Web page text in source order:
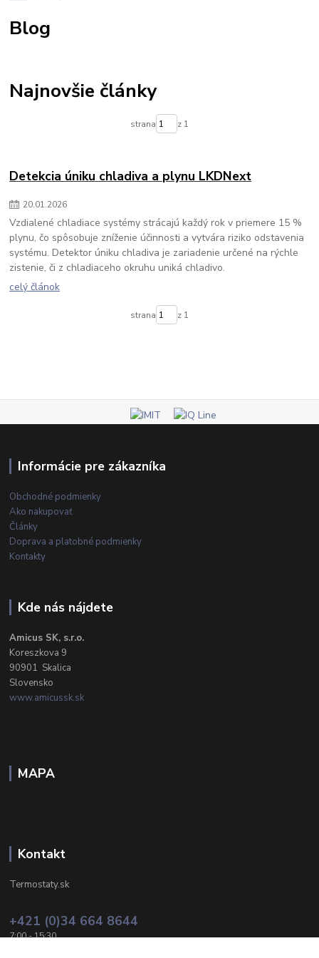
regulácia kúrenia
alarm unikajúceho plynu
alarm unikajúcehu chladiva
detegovanie uniku chladiva
regulácia teploty v chladiacich komorach
EWRC regulatory
Rozvádzač
Blog
Najnovšie články
strana z 1
Detekcia úniku chladiva a plynu LKDNext
20.01.2026
Vzdialené chladiace systémy strácajú každý rok v priemere 15 %
plynu, čo spôsobuje zníženie účinnosti a vytvára riziko odstavenia
systému. Detektor úniku chladiva je zariadenie určené na rýchle
zistenie, či z chladiaceho okruhu uniká chladivo.
celý článok
strana z 1
Informácie pre zákazníka
Obchodné podmienky
Ako nakupovať
Články
Doprava a platobné podmienky
Kontakty
Kde nás nájdete
Amicus SK, s.r.o.
Koreszkova 9
90901 Skalica
Slovensko
www.amicussk.sk
MAPA
Kontakt
Termostaty.sk
+421 (0)34 664 8644
7:00 - 15:30